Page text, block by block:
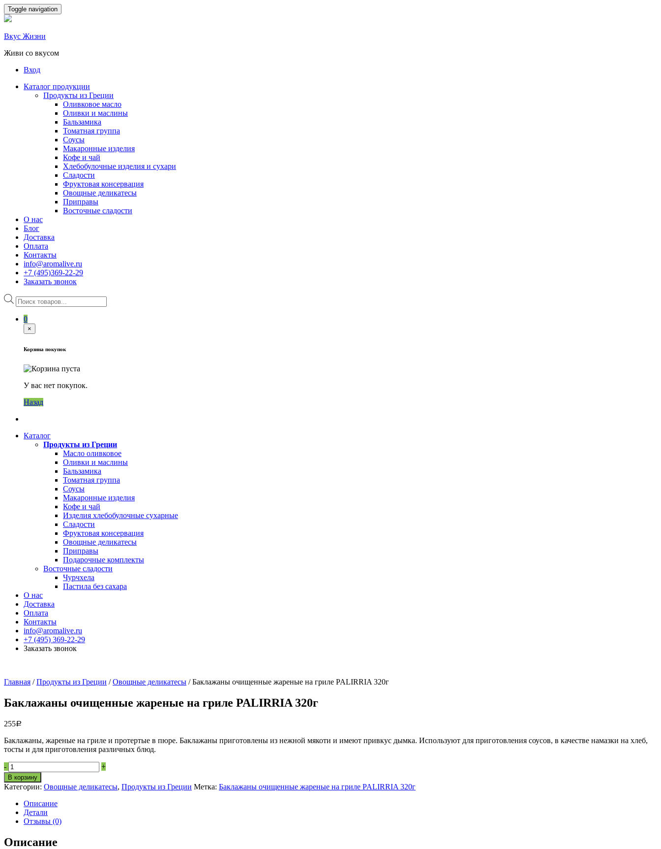
Skip
to
Toggle navigation
Вкус Жизни
Живи со вкусом
Вход
Каталог продукции
Продукты из Греции
Оливковое масло
Оливки и маслины
Бальзамика
Томатная группа
Соусы
Макаронные изделия
Кофе и чай
Хлебобулочные изделия и сухари
Сладости
Фруктовая консервация
Овощные деликатесы
Приправы
Восточные сладости
О нас
Блог
Доставка
Оплата
Контакты
info@aromalive.ru
+7 (495)369-22-29
Заказать звонок
Поиск
товаров
0
×
Корзина покупок
У вас нет покупок.
Назад
Каталог
Продукты из Греции
Масло оливковое
Оливки и маслины
Бальзамика
Томатная группа
Соусы
Макаронные изделия
Кофе и чай
Изделия хлебобулочные сухарные
Сладости
Фруктовая консервация
Овощные деликатесы
Приправы
Подарочные комплекты
Восточные сладости
Чурчхела
Пастила без сахара
О нас
Доставка
Оплата
Контакты
info@aromalive.ru
+7 (495) 369-22-29
Заказать звонок
Главная /Продукты из Греции /Овощные деликатесы / Баклажаны очищенные жареные на гриле PALIRRIA 320г
Баклажаны очищенные жареные на гриле PALIRRIA 320г
255Р
Баклажаны, жареные на гриле и протертые в пюре. Баклажаны приготовлены из нежной мякоти и имеют привкус дымка. Используют для приготовления соусов, в качестве намазки на хлеб,
тосты и для приготовления различных блюд.
Баклажаны
очищенные
жареные
на
гриле
PALIRRIA
320г
quantity
- +
В корзину
Категории: Овощные деликатесы, Продукты из Греции Метка: Баклажаны очищенные жареные на гриле PALIRRIA 320г
Описание
Детали
Отзывы (0)
Описание